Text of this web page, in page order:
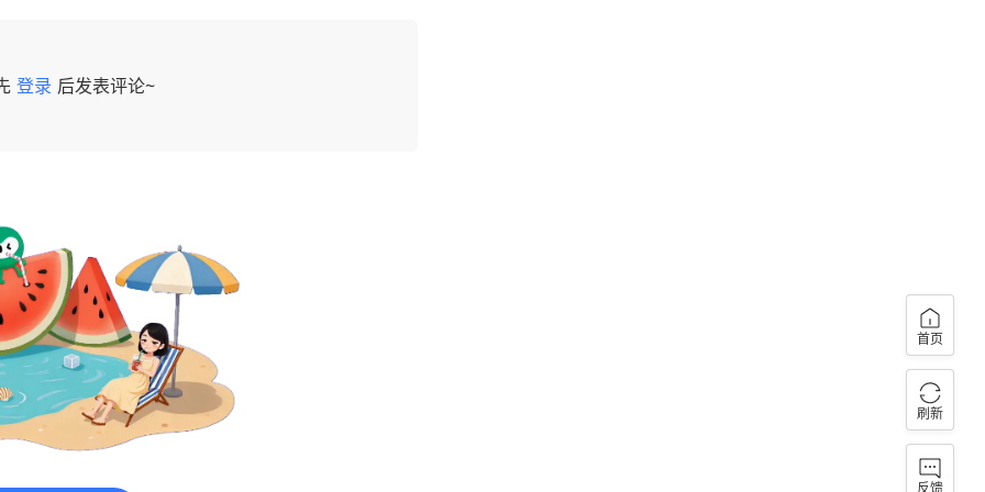
登录 后发表评论~
首页
刷新
反馈